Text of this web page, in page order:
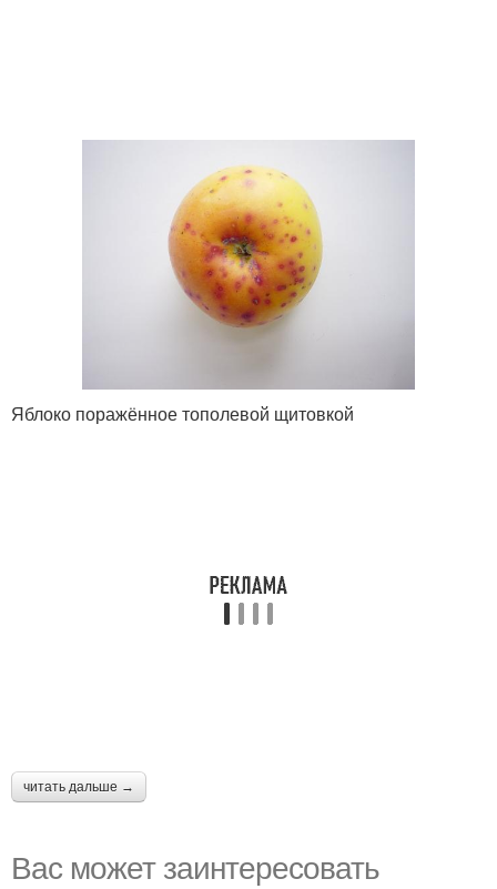
Яблоко поражённое тополевой щитовкой
читать дальше →
Вас может заинтересовать